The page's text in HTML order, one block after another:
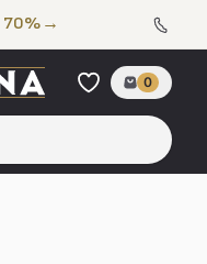
70% →
0